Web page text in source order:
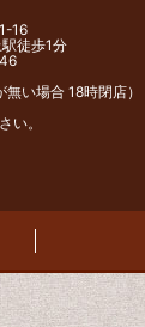
16
徒歩1分
い場合 18時閉店）
い。